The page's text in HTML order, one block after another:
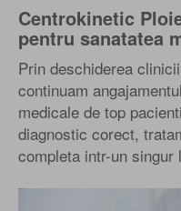
Centrokinetic
pentru sanatatea
Prin deschiderea
continuam
medicale de top
diagnostic corect,
completa intr-un singur